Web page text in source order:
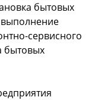
бытовых
сервисного
бытовых